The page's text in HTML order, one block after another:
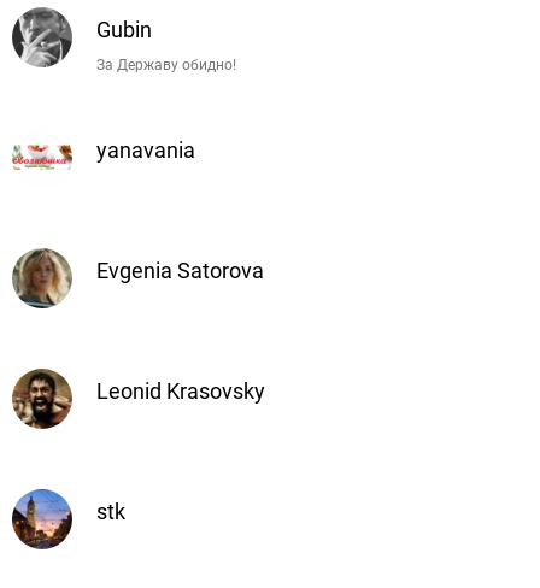
Gubin
За Державу обидно!
yanavania
Evgenia Satorova
Leonid Krasovsky
stk